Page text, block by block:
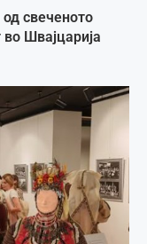
свеченото
Швајцарија